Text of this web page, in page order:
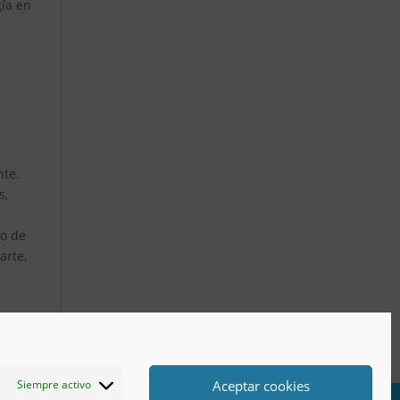
Siempre activo Aceptar cookies
en
de